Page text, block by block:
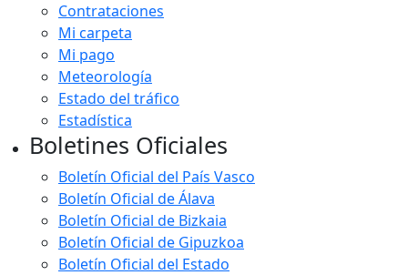
Contrataciones
Mi carpeta
Mi pago
Meteorología
Estado del tráfico
Estadística
Boletines Oficiales
Boletín Oficial del País Vasco
Boletín Oficial de Álava
Boletín Oficial de Bizkaia
Boletín Oficial de Gipuzkoa
Boletín Oficial del Estado